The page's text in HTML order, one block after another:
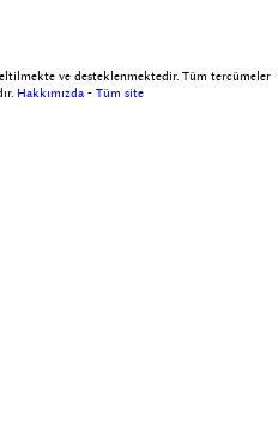
ve desteklenmektedir. Tüm tercümeler
Hakkımızda -Tüm site